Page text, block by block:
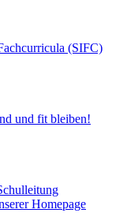
(SIFC)
und fit bleiben!
Homepage